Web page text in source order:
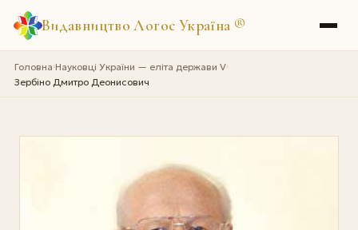
Видавництво Логос Україна ®
Головна›Науковці України — еліта держави V›
Зербіно Дмитро Деонисович